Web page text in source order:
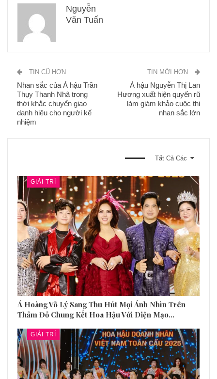
Nguyễn
Văn Tuấn
TIN CŨ HƠN
Nhan sắc của Á hậu Trần
Thụy Thanh Nhã trong
thời khắc chuyển giao
danh hiệu cho người kế
nhiệm
TIN MỚI HƠN
Á hậu Nguyễn Thị Lan
Hương xuất hiện quyến rũ
làm giám khảo cuộc thi
nhan sắc lớn
Tất Cả Các
GIẢI TRÍ
Á Hoàng Võ Lý Sang Thu Hút Mọi Ánh Nhìn Trên
Thảm Đỏ Chung Kết Hoa Hậu Với Diện Mạo…
GIẢI TRÍ